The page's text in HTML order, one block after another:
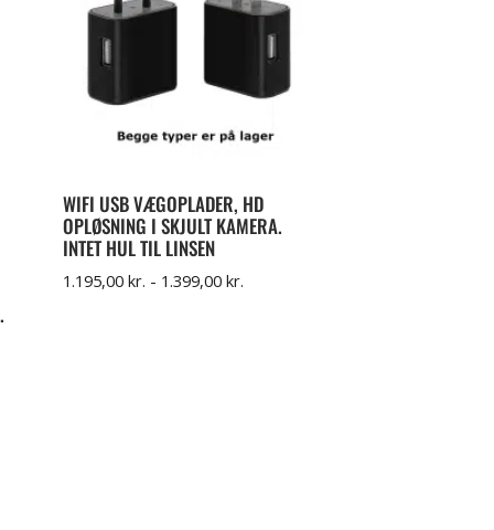
WIFI USB VÆGOPLADER, HD
OPLØSNING I SKJULT KAMERA.
INTET HUL TIL LINSEN
1.195,00 kr. - 1.399,00 kr.